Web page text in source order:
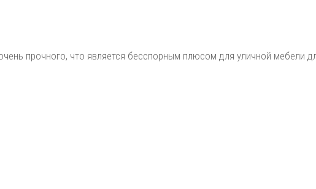
прочного, что является бесспорным плюсом для уличной мебели